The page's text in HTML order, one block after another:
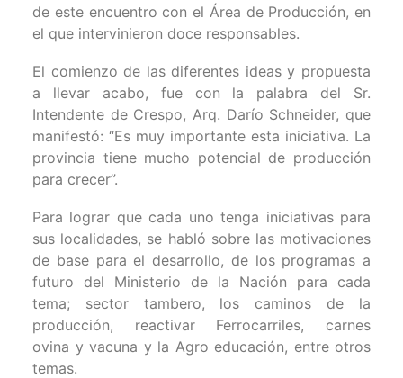
de este encuentro con el Área de Producción, en
el que intervinieron doce responsables.
El comienzo de las diferentes ideas y propuesta
a llevar acabo, fue con la palabra del Sr.
Intendente de Crespo, Arq. Darío Schneider, que
manifestó: “Es muy importante esta iniciativa. La
provincia tiene mucho potencial de producción
para crecer”.
Para lograr que cada uno tenga iniciativas para
sus localidades, se habló sobre las motivaciones
de base para el desarrollo, de los programas a
futuro del Ministerio de la Nación para cada
tema; sector tambero, los caminos de la
producción, reactivar Ferrocarriles, carnes
ovina y vacuna y la Agro educación, entre otros
temas.